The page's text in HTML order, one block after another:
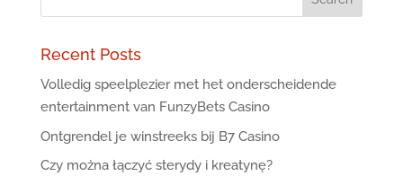
Recent Posts
Volledig speelplezier met het onderscheidende
entertainment van FunzyBets Casino
Ontgrendel je winstreeks bij B7 Casino
Czy można łączyć sterydy i kreatynę?